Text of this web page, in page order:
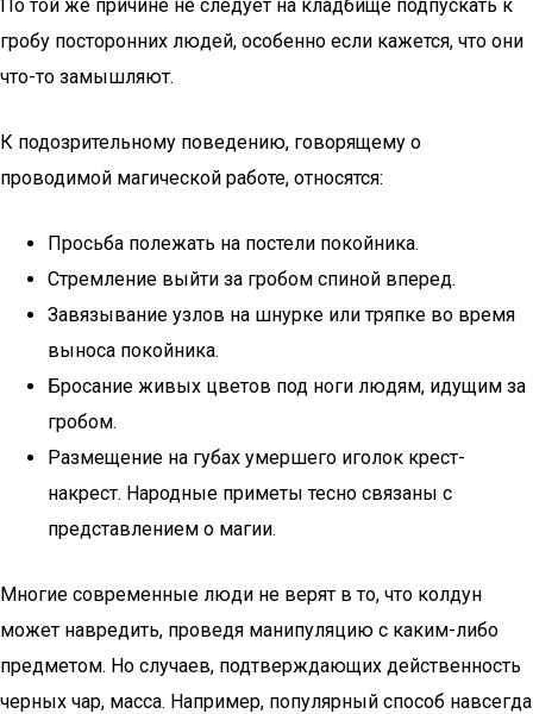
По той же причине не следует на кладбище подпускать к
гробу посторонних людей, особенно если кажется, что они
что-то замышляют.
К подозрительному поведению, говорящему о
проводимой магической работе, относятся:
Просьба полежать на постели покойника.
Стремление выйти за гробом спиной вперед.
Завязывание узлов на шнурке или тряпке во время
выноса покойника.
Бросание живых цветов под ноги людям, идущим за
гробом.
Размещение на губах умершего иголок крест-
накрест. Народные приметы тесно связаны с
представлением о магии.
Многие современные люди не верят в то, что колдун
может навредить, проведя манипуляцию с каким-либо
предметом. Но случаев, подтверждающих действенность
черных чар, масса. Например, популярный способ навсегда